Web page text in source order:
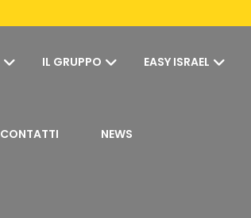
IL GRUPPO EASY ISRAEL
CONTATTI NEWS